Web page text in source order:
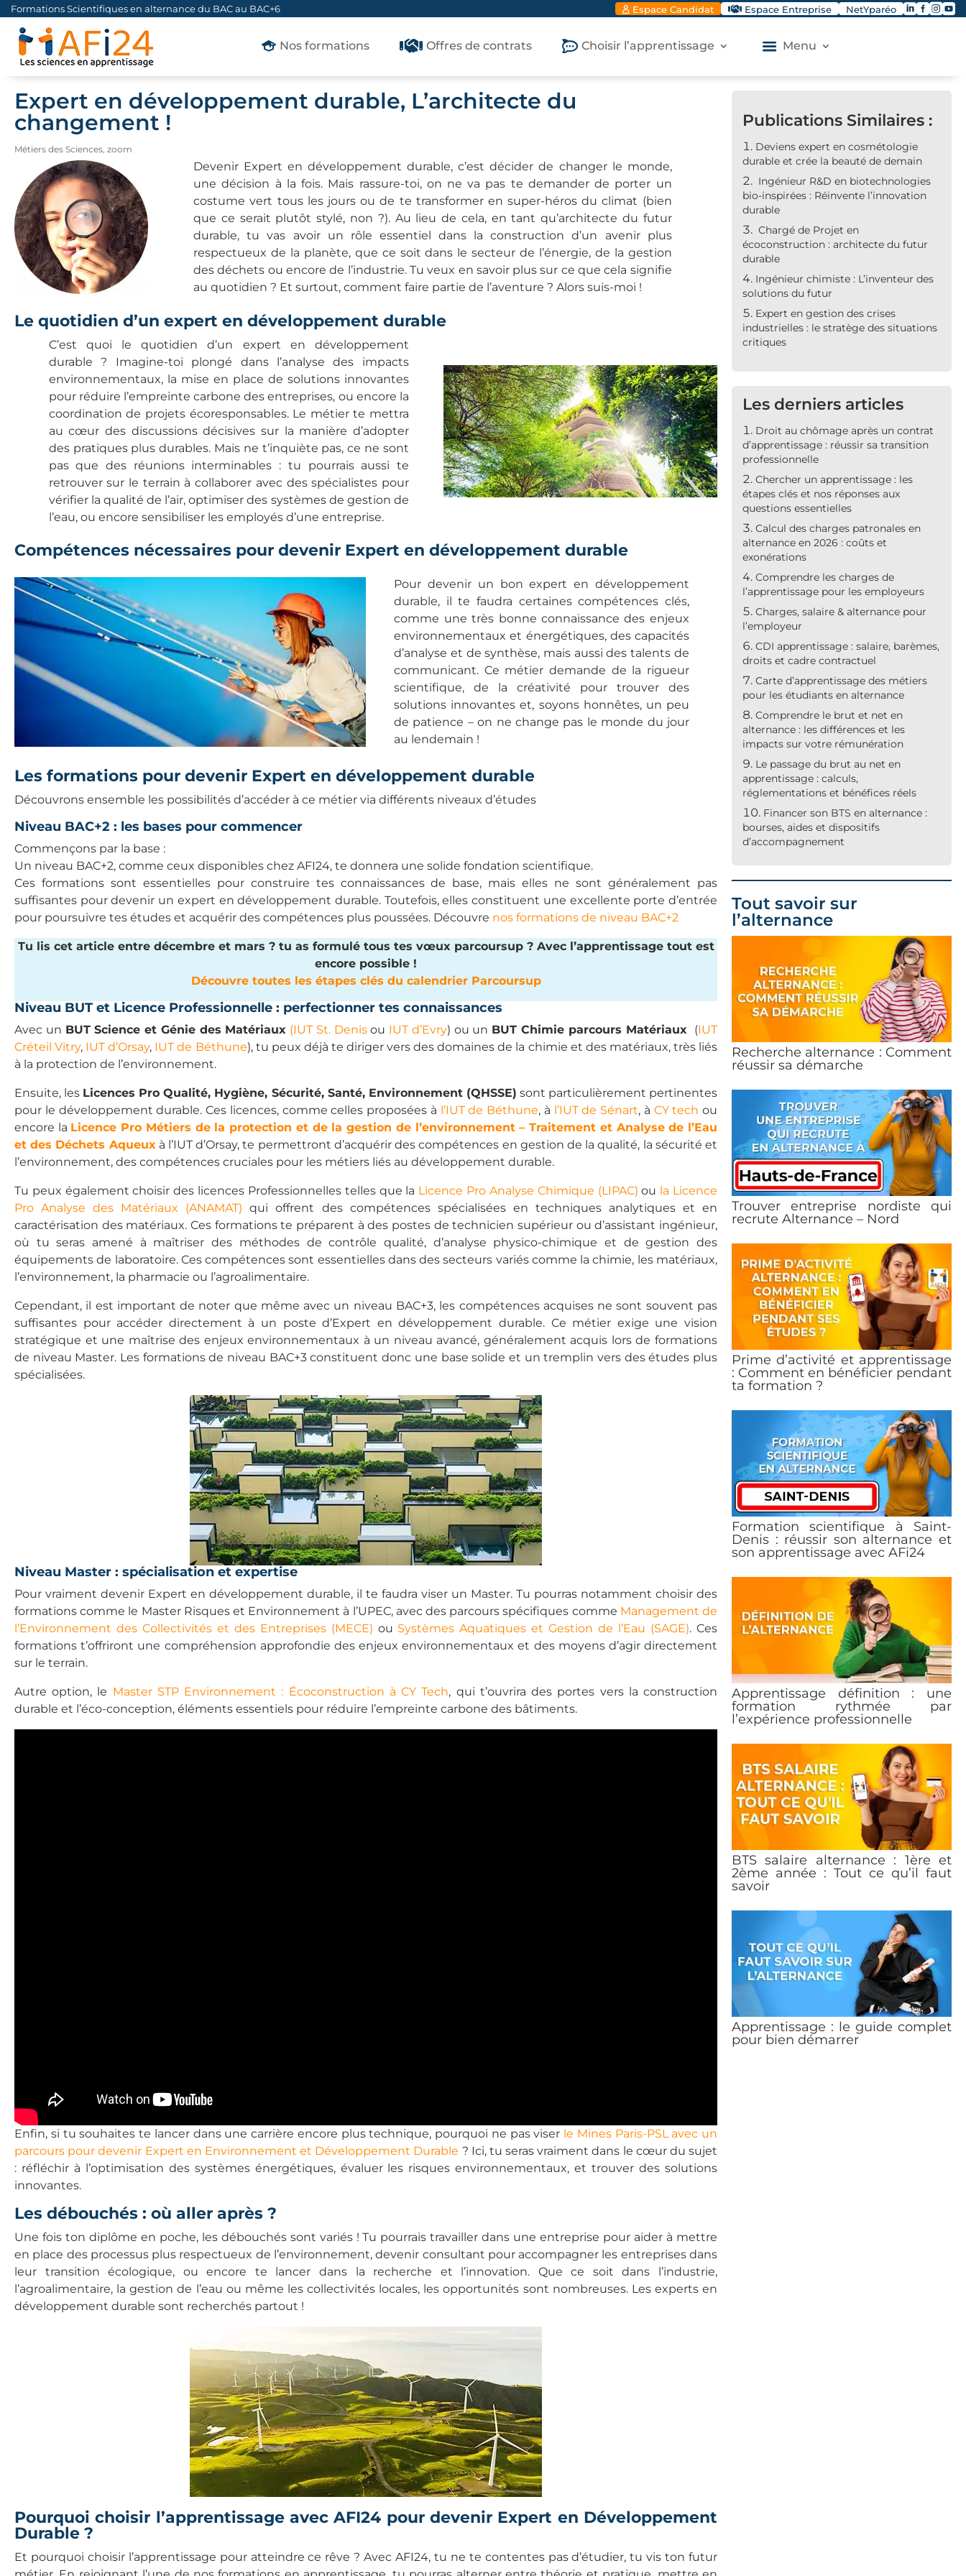
Formations Scientifiques en alternance du BAC au BAC+6 Espace Candidat Espace Entreprise NetYparéo 
Nos formations Offres de contrats Choisir l’apprentissage Menu
Expert en développement durable, L’architecte du
changement !
Métiers des Sciences, zoom
Devenir Expert en développement durable, c’est décider de changer le monde,
une décision à la fois. Mais rassure-toi, on ne va pas te demander de porter un
costume vert tous les jours ou de te transformer en super-héros du climat (bien
que ce serait plutôt stylé, non ?). Au lieu de cela, en tant qu’architecte du futur
durable, tu vas avoir un rôle essentiel dans la construction d’un avenir plus
respectueux de la planète, que ce soit dans le secteur de l’énergie, de la gestion
des déchets ou encore de l’industrie. Tu veux en savoir plus sur ce que cela signifie
au quotidien ? Et surtout, comment faire partie de l’aventure ? Alors suis-moi !
Le quotidien d’un expert en développement durable
C’est quoi le quotidien d’un expert en développement
durable ? Imagine-toi plongé dans l’analyse des impacts
environnementaux, la mise en place de solutions innovantes
pour réduire l’empreinte carbone des entreprises, ou encore la
coordination de projets écoresponsables. Le métier te mettra
au cœur des discussions décisives sur la manière d’adopter
des pratiques plus durables. Mais ne t’inquiète pas, ce ne sont
pas que des réunions interminables : tu pourrais aussi te
retrouver sur le terrain à collaborer avec des spécialistes pour
vérifier la qualité de l’air, optimiser des systèmes de gestion de
l’eau, ou encore sensibiliser les employés d’une entreprise.
Compétences nécessaires pour devenir Expert en développement durable
Pour devenir un bon expert en développement
durable, il te faudra certaines compétences clés,
comme une très bonne connaissance des enjeux
environnementaux et énergétiques, des capacités
d’analyse et de synthèse, mais aussi des talents de
communicant. Ce métier demande de la rigueur
scientifique, de la créativité pour trouver des
solutions innovantes et, soyons honnêtes, un peu
de patience – on ne change pas le monde du jour
au lendemain !
Les formations pour devenir Expert en développement durable
Découvrons ensemble les possibilités d’accéder à ce métier via différents niveaux d’études
Niveau BAC+2 : les bases pour commencer
Commençons par la base :
Un niveau BAC+2, comme ceux disponibles chez AFI24, te donnera une solide fondation scientifique.
Ces formations sont essentielles pour construire tes connaissances de base, mais elles ne sont généralement pas
suffisantes pour devenir un expert en développement durable. Toutefois, elles constituent une excellente porte d’entrée
pour poursuivre tes études et acquérir des compétences plus poussées. Découvre nos formations de niveau BAC+2
Tu lis cet article entre décembre et mars ? tu as formulé tous tes vœux parcoursup ? Avec l’apprentissage tout est
encore possible !
Découvre toutes les étapes clés du calendrier Parcoursup
Niveau BUT et Licence Professionnelle : perfectionner tes connaissances
Avec un BUT Science et Génie des Matériaux (IUT St. Denisou IUT d’Evry) ou un BUT Chimie parcours Matériaux (IUT
Créteil Vitry, IUT d’Orsay, IUT de Béthune), tu peux déjà te diriger vers des domaines de la chimie et des matériaux, très liés
à la protection de l’environnement.
Ensuite, les Licences Pro Qualité, Hygiène, Sécurité, Santé, Environnement (QHSSE) sont particulièrement pertinentes
pour le développement durable. Ces licences, comme celles proposées à l’IUT de Béthune, à l’IUT de Sénart, à CY tech ou
encore la Licence Pro Métiers de la protection et de la gestion de l’environnement – Traitement et Analyse de l’Eau
et des Déchets Aqueuxà l’IUT d’Orsay, te permettront d’acquérir des compétences en gestion de la qualité, la sécurité et
l’environnement, des compétences cruciales pour les métiers liés au développement durable.
Tu peux également choisir des licences Professionnelles telles que la Licence Pro Analyse Chimique (LIPAC) ou la Licence
Pro Analyse des Matériaux (ANAMAT) qui offrent des compétences spécialisées en techniques analytiques et en
caractérisation des matériaux. Ces formations te préparent à des postes de technicien supérieur ou d’assistant ingénieur,
où tu seras amené à maîtriser des méthodes de contrôle qualité, d’analyse physico-chimique et de gestion des
équipements de laboratoire. Ces compétences sont essentielles dans des secteurs variés comme la chimie, les matériaux,
l’environnement, la pharmacie ou l’agroalimentaire.
Cependant, il est important de noter que même avec un niveau BAC+3, les compétences acquises ne sont souvent pas
suffisantes pour accéder directement à un poste d’Expert en développement durable. Ce métier exige une vision
stratégique et une maîtrise des enjeux environnementaux à un niveau avancé, généralement acquis lors de formations
de niveau Master. Les formations de niveau BAC+3 constituent donc une base solide et un tremplin vers des études plus
spécialisées.
Niveau Master : spécialisation et expertise
Pour vraiment devenir Expert en développement durable, il te faudra viser un Master. Tu pourras notamment choisir des
formations comme le Master Risques et Environnement à l’UPEC, avec des parcours spécifiques comme Management de
l’Environnement des Collectivités et des Entreprises (MECE) ou Systèmes Aquatiques et Gestion de l’Eau (SAGE). Ces
formations t’offriront une compréhension approfondie des enjeux environnementaux et des moyens d’agir directement
sur le terrain.
Autre option, le Master STP Environnement : Écoconstruction à CY Tech, qui t’ouvrira des portes vers la construction
durable et l’éco-conception, éléments essentiels pour réduire l’empreinte carbone des bâtiments.
Enfin, si tu souhaites te lancer dans une carrière encore plus technique, pourquoi ne pas viser le Mines Paris-PSL avec un
parcours pour devenir Expert en Environnement et Développement Durable ? Ici, tu seras vraiment dans le cœur du sujet
: réfléchir à l’optimisation des systèmes énergétiques, évaluer les risques environnementaux, et trouver des solutions
innovantes.
Les débouchés : où aller après ?
Une fois ton diplôme en poche, les débouchés sont variés ! Tu pourrais travailler dans une entreprise pour aider à mettre
en place des processus plus respectueux de l’environnement, devenir consultant pour accompagner les entreprises dans
leur transition écologique, ou encore te lancer dans la recherche et l’innovation. Que ce soit dans l’industrie,
l’agroalimentaire, la gestion de l’eau ou même les collectivités locales, les opportunités sont nombreuses. Les experts en
développement durable sont recherchés partout !
Pourquoi choisir l’apprentissage avec AFI24 pour devenir Expert en Développement
Durable ?
Et pourquoi choisir l’apprentissage pour atteindre ce rêve ? Avec AFI24, tu ne te contentes pas d’étudier, tu vis ton futur
Publications Similaires :
Deviens expert en cosmétologie
durable et crée la beauté de demain
Ingénieur R&D en biotechnologies
bio-inspirées : Réinvente l’innovation
durable
Chargé de Projet en
écoconstruction : architecte du futur
durable
Ingénieur chimiste : L’inventeur des
solutions du futur
Expert en gestion des crises
industrielles : le stratège des situations
critiques
Les derniers articles
Droit au chômage après un contrat
d’apprentissage : réussir sa transition
professionnelle
Chercher un apprentissage : les
étapes clés et nos réponses aux
questions essentielles
Calcul des charges patronales en
alternance en 2026 : coûts et
exonérations
Comprendre les charges de
l’apprentissage pour les employeurs
Charges, salaire & alternance pour
l’employeur
CDI apprentissage : salaire, barèmes,
droits et cadre contractuel
Carte d’apprentissage des métiers
pour les étudiants en alternance
Comprendre le brut et net en
alternance : les différences et les
impacts sur votre rémunération
Le passage du brut au net en
apprentissage : calculs,
réglementations et bénéfices réels
Financer son BTS en alternance :
bourses, aides et dispositifs
d’accompagnement
Tout savoir sur
l’alternance
Recherche alternance : Comment
réussir sa démarche
Trouver entreprise nordiste qui
recrute Alternance – Nord
Prime d’activité et apprentissage
: Comment en bénéficier pendant
ta formation ?
Formation scientifique à Saint-
Denis : réussir son alternance et
son apprentissage avec AFi24
Apprentissage définition : une
formation rythmée par
l’expérience professionnelle
BTS salaire alternance : 1ère et
2ème année : Tout ce qu’il faut
savoir
Apprentissage : le guide complet
pour bien démarrer